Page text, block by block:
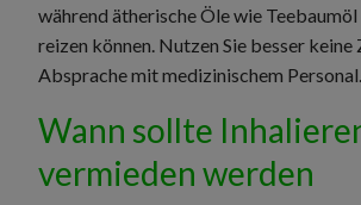
während ätherische Öle wie
reizen können. Nutzen Sie besser keine
Absprache mit medizinischem Personal.
Wann sollte
vermieden werden